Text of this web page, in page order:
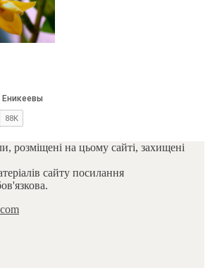
розміщені на цьому сайті, захищені
сайту посилання